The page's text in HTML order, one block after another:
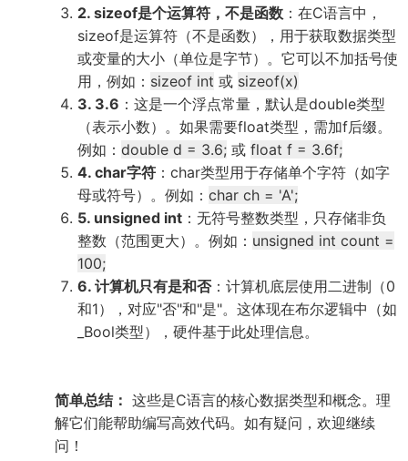
2. sizeof是个运算符，不是函数 ：在C语言中，
sizeof是运算符（不是函数），用于获取数据类型
或变量的大小（单位是字节）。它可以不加括号使
用，例如： sizeof int 或 sizeof(x)
3. 3.6 ：这是一个浮点常量，默认是double类型
（表示小数）。如果需要float类型，需加f后缀。
例如： double d = 3.6; 或 float f = 3.6f;
4. char字符 ：char类型用于存储单个字符（如字
母或符号）。例如： char ch = 'A';
5. unsigned int ：无符号整数类型，只存储非负
整数（范围更大）。例如： unsigned int count =
100;
6. 计算机只有是和否：计算机底层使用二进制（0
和1），对应"否"和"是"。这体现在布尔逻辑中（如
_Bool类型），硬件基于此处理信息。
简单总结： 这些是C语言的核心数据类型和概念。理
解它们能帮助编写高效代码。如有疑问，欢迎继续
问！